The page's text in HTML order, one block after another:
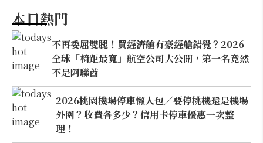
本日熱門
不再委屈雙腿！買經濟艙有豪經艙錯覺？2026
全球「椅距最寬」航空公司大公開，第一名竟然
不是阿聯酋
2026桃園機場停車懶人包／要停桃機還是機場
外圍？收費各多少？信用卡停車優惠一次整
理！